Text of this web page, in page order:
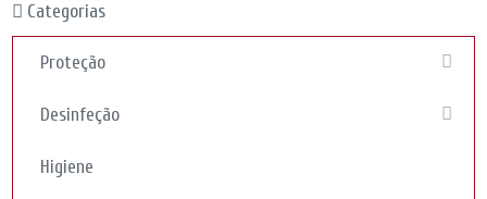
Categorias
Proteção
Desinfeção
Higiene